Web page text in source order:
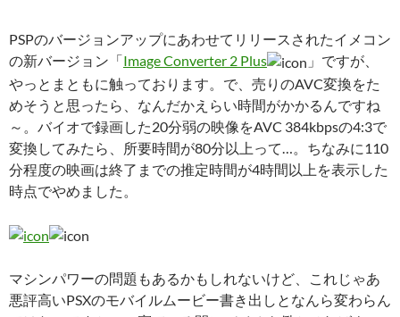
PSPのバージョンアップにあわせてリリースされたイメコン
の新バージョン「Image Converter 2 Plus
」ですが、
やっとまともに触っております。で、売りのAVC変換をた
めそうと思ったら、なんだかえらい時間がかかるんですね
～。バイオで録画した20分弱の映像をAVC 384kbpsの4:3で
変換してみたら、所要時間が80分以上って…。ちなみに110
分程度の映画は終了までの推定時間が4時間以上を表示した
時点でやめました。
マシンパワーの問題もあるかもしれないけど、これじゃあ
悪評高いPSXのモバイルムービー書き出しとなんら変わらん